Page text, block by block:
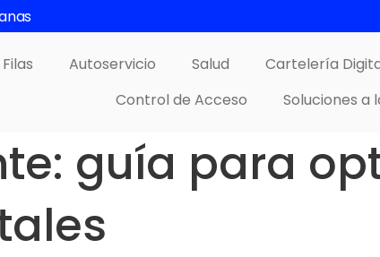
Autoservicio Salud Cartelería
Control de Acceso
Soluciones a
guía para